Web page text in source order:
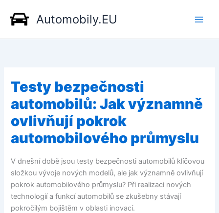
obsah
Automobily.EU
Testy bezpečnosti
automobilů: Jak významně
ovlivňují pokrok
automobilového průmyslu
V dnešní době jsou testy bezpečnosti automobilů klíčovou
složkou vývoje nových modelů, ale jak významně ovlivňují
pokrok automobilového průmyslu? Při realizaci nových
technologií a funkcí automobilů se zkušebny stávají
pokročilým bojištěm v oblasti inovací.